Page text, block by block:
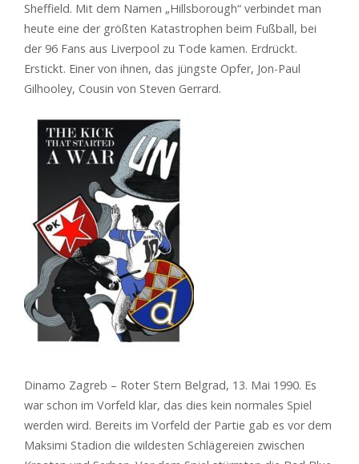
Sheffield. Mit dem Namen „Hillsborough“ verbindet man
heute eine der größten Katastrophen beim Fußball, bei
der 96 Fans aus Liverpool zu Tode kamen. Erdrückt.
Erstickt. Einer von ihnen, das jüngste Opfer, Jon-Paul
Gilhooley, Cousin von Steven Gerrard.
Dinamo Zagreb – Roter Stern Belgrad, 13. Mai 1990. Es
war schon im Vorfeld klar, das dies kein normales Spiel
werden wird. Bereits im Vorfeld der Partie gab es vor dem
Maksimi Stadion die wildesten Schlägereien zwischen